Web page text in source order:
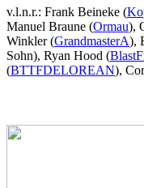
v.l.n.r.: Frank Beineke (
Manuel Braune (Ormau),
Winkler (GrandmasterA),
Sohn), Ryan Hood (
(BTTFDELOREAN),